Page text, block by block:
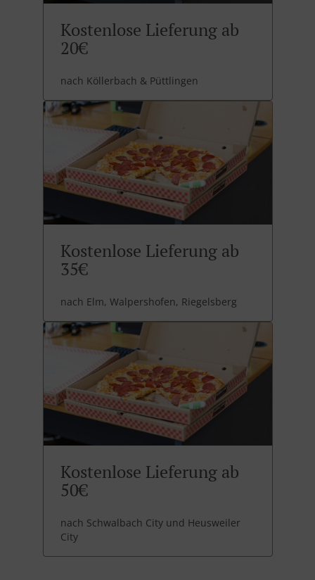
Kostenlose Lieferung ab
20€
nach Köllerbach & Püttlingen
Kostenlose Lieferung ab
35€
nach Elm, Walpershofen, Riegelsberg
Kostenlose Lieferung ab
50€
nach Schwalbach City und Heusweiler
City